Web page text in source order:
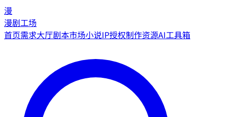
漫
漫剧工场
首页需求大厅剧本市场小说IP授权制作资源AI工具箱